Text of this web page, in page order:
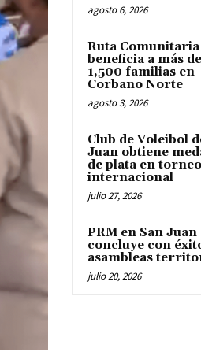
agosto 6, 2026
Ruta Comunitaria
beneficia a más de
1,500 familias en
Corbano Norte
agosto 3, 2026
Club de Voleibol
Juan obtiene
de plata en torneo
internacional
julio 27, 2026
PRM en San Juan
concluye con
asambleas
julio 20, 2026